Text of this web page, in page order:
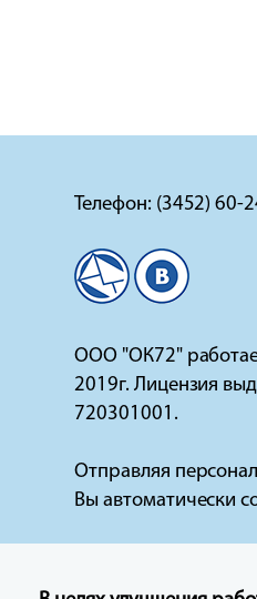
Телефон: (3452) 60-
ООО "ОК72"
2019г. Лицензия
720301001.
Отправляя
Вы автоматически